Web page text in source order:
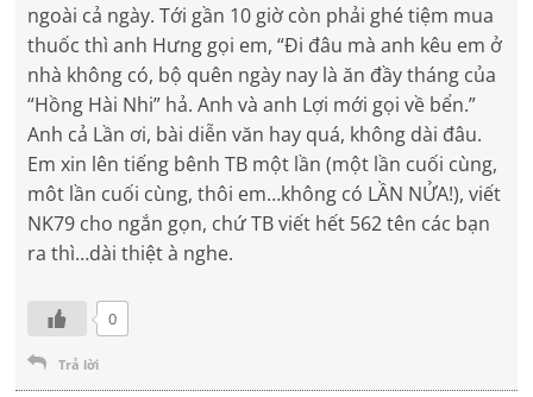
ngoài cả ngày. Tới gần 10 giờ còn phải ghé tiệm mua
thuốc thì anh Hưng gọi em, “Đi đâu mà anh kêu em ở
nhà không có, bộ quên ngày nay là ăn đầy tháng của
“Hồng Hài Nhi” hả. Anh và anh Lợi mới gọi về bển.”
Anh cả Lần ơi, bài diễn văn hay quá, không dài đâu.
Em xin lên tiếng bênh TB một lần (một lần cuối cùng,
môt lần cuối cùng, thôi em…không có LẦN NỬA!), viết
NK79 cho ngắn gọn, chứ TB viết hết 562 tên các bạn
ra thì…dài thiệt à nghe.
0
Trả lời